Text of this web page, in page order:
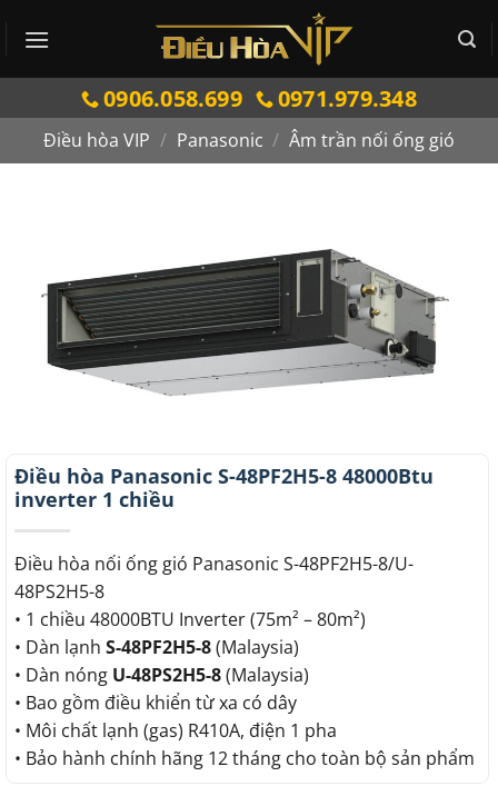
qua
0906.058.699 0971.979.348
Điều hòa VIP / Panasonic / Âm trần nối ống gió
Điều hòa Panasonic S-48PF2H5-8 48000Btu
inverter 1 chiều
Điều hòa nối ống gió Panasonic S-48PF2H5-8/U-
48PS2H5-8
• 1 chiều 48000BTU Inverter (75m² – 80m²)
• Dàn lạnh S-48PF2H5-8(Malaysia)
• Dàn nóng U-48PS2H5-8(Malaysia)
• Bao gồm điều khiển từ xa có dây
• Môi chất lạnh (gas) R410A, điện 1 pha
• Bảo hành chính hãng 12 tháng cho toàn bộ sản phẩm